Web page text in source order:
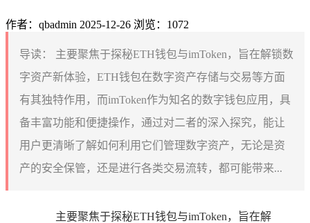
作者：qbadmin 2025-12-26 浏览：1072
导读：
主要聚焦于探秘ETH钱包与imToken，旨在解锁数
字资产新体验，ETH钱包在数字资产存储与交易等方面
有其独特作用，而imToken作为知名的数字钱包应用，具
备丰富功能和便捷操作，通过对二者的深入探究，能让
用户更清晰了解如何利用它们管理数字资产，无论是资
产的安全保管，还是进行各类交易流转，都可能带来...
主要聚焦于探秘ETH钱包与imToken，旨在解